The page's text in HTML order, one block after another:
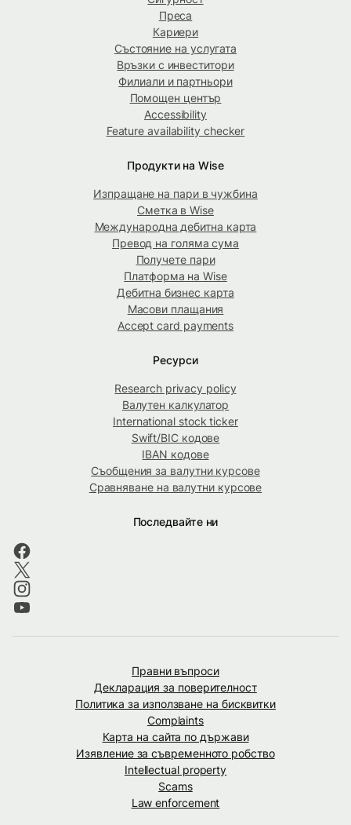
Преса
Кариери
Състояние на услугата
Връзки с инвеститори
Филиали и партньори
Помощен център
Accessibility
Feature availability checker
Продукти на Wise
Изпращане на пари в чужбина
Сметка в Wise
Международна дебитна карта
Превод на голяма сума
Получете пари
Платформа на Wise
Дебитна бизнес карта
Масови плащания
Accept card payments
Ресурси
Research privacy policy
Валутен калкулатор
International stock ticker
Swift/BIC кодове
IBAN кодове
Съобщения за валутни курсове
Сравняване на валутни курсове
Последвайте ни
Правни въпроси
Декларация за поверителност
Политика за използване на бисквитки
Complaints
Карта на сайта по държави
Изявление за съвременното робство
Intellectual property
Scams
Law enforcement